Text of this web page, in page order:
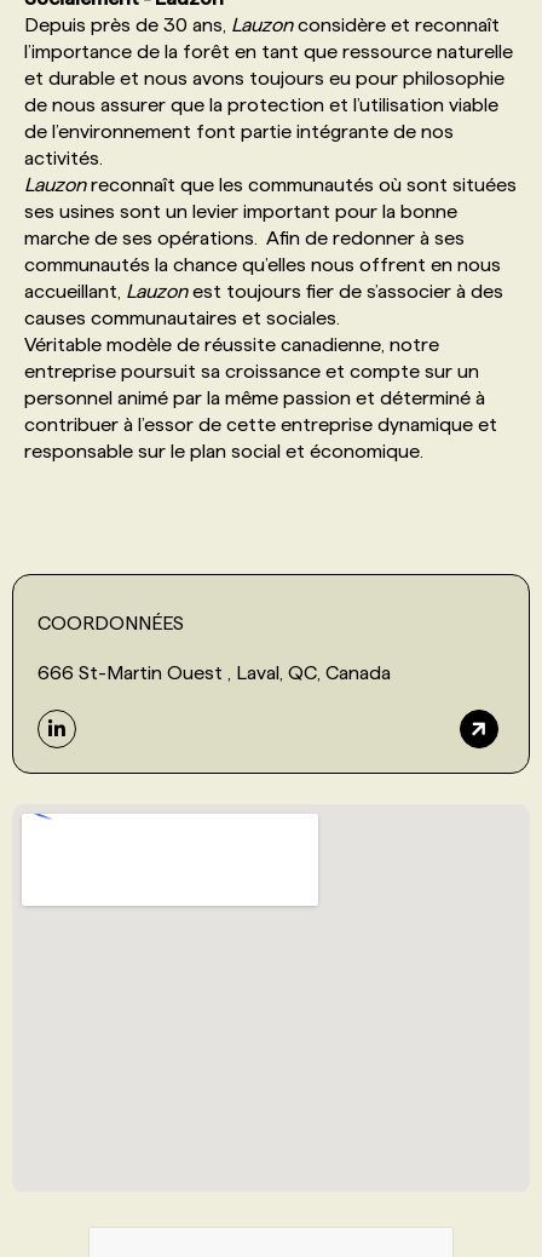
Depuis près de 30 ans, Lauzonconsidère et reconnaît
l’importance de la forêt en tant que ressource naturelle
et durable et nous avons toujours eu pour philosophie
de nous assurer que la protection et l’utilisation viable
de l’environnement font partie intégrante de nos
activités.
Lauzonreconnaît que les communautés où sont situées
ses usines sont un levier important pour la bonne
marche de ses opérations. Afin de redonner à ses
communautés la chance qu’elles nous offrent en nous
accueillant, Lauzonest toujours fier de s’associer à des
causes communautaires et sociales.
Véritable modèle de réussite canadienne, notre
entreprise poursuit sa croissance et compte sur un
personnel animé par la même passion et déterminé à
contribuer à l’essor de cette entreprise dynamique et
responsable sur le plan social et économique.
COORDONNÉES
666 St-Martin Ouest , Laval, QC, Canada